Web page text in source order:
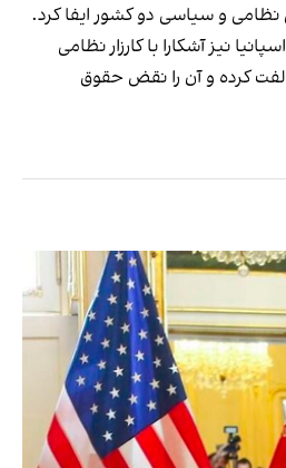
و سیاسی دو کشور ایفا کرد.
نیز آشکارا با کارزار نظامی
کرده و آن را نقض حقوق